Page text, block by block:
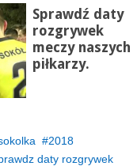
Sprawdź daty
rozgrywek
meczy naszych
piłkarzy.
2018
daty rozgrywek